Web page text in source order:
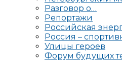
Разговор о…
Репортажи
Российская
Россия –
Улицы героев
Форум будущих